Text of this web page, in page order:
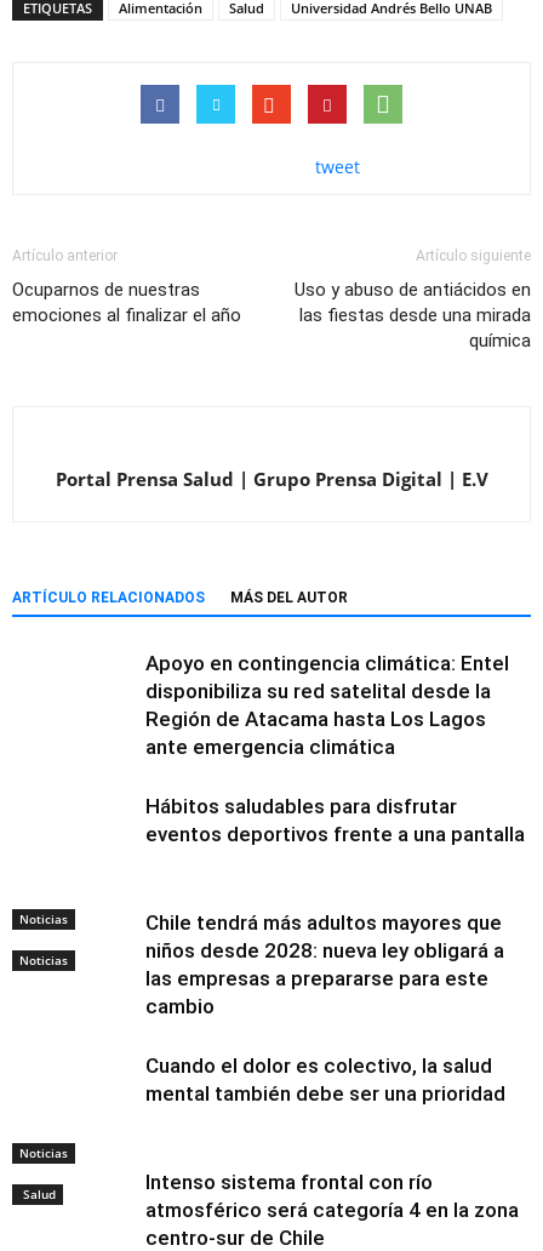
ETIQUETAS Alimentación Salud Universidad Andrés Bello UNAB
tweet
Artículo anterior
Ocuparnos de nuestras
emociones al finalizar el año
Artículo siguiente
Uso y abuso de antiácidos en
las fiestas desde una mirada
química
Portal Prensa Salud | Grupo Prensa Digital | E.V
ARTÍCULO RELACIONADOS MÁS DEL AUTOR
Noticias
Apoyo en contingencia climática: Entel
disponibiliza su red satelital desde la
Región de Atacama hasta Los Lagos
ante emergencia climática
Noticias
Hábitos saludables para disfrutar
eventos deportivos frente a una pantalla
Noticias
Chile tendrá más adultos mayores que
niños desde 2028: nueva ley obligará a
las empresas a prepararse para este
cambio
Salud
Cuando el dolor es colectivo, la salud
mental también debe ser una prioridad
Intenso sistema frontal con río
atmosférico será categoría 4 en la zona
centro-sur de Chile